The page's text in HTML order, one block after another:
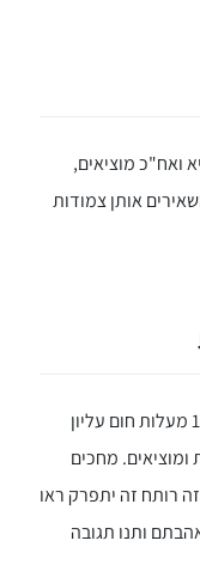
ואח"כ מוציאים,
אותן צמודות
מכניסים לתנור שחומם מראש ל-170 מעלות חום עליון
טורבו!) לכ-30 דקות ומוציאים. מחכים
רותח זה יתפרק ראו
ותנו תגובה